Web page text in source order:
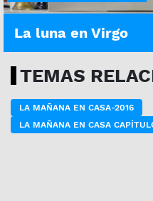
La luna en Virgo
TEMAS
LA MAÑANA EN CASA-2016
LA MAÑANA EN CASA